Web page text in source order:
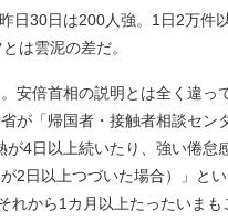
日30日は200人強。1日2万件
は雲泥の差だ。
安倍首相の説明とは全く違っ
が「帰国者・接触者相談セン
4日以上続いたり、強い倦怠
2日以上つづいた場合）」と
から1カ月以上たったいまも